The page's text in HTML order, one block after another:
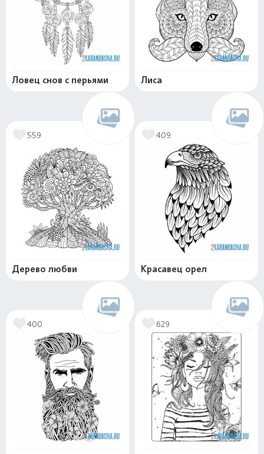
Ловец снов с перьями Лиса
559
Дерево любви
409
Красавец орел
400 629